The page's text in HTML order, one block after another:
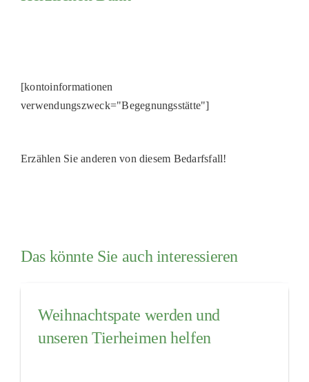
[kontoinformationen
verwendungszweck="Begegnungsstätte"]
Erzählen Sie anderen von diesem Bedarfsfall!
Das könnte Sie auch interessieren
Weihnachtspate werden und
unseren Tierheimen helfen